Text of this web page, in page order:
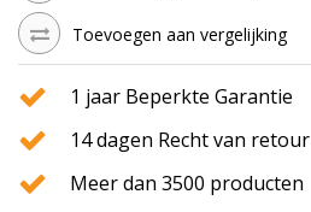
Toevoegen aan vergelijking
1 jaar Beperkte Garantie
14 dagen Recht van retour
Meer dan 3500 producten